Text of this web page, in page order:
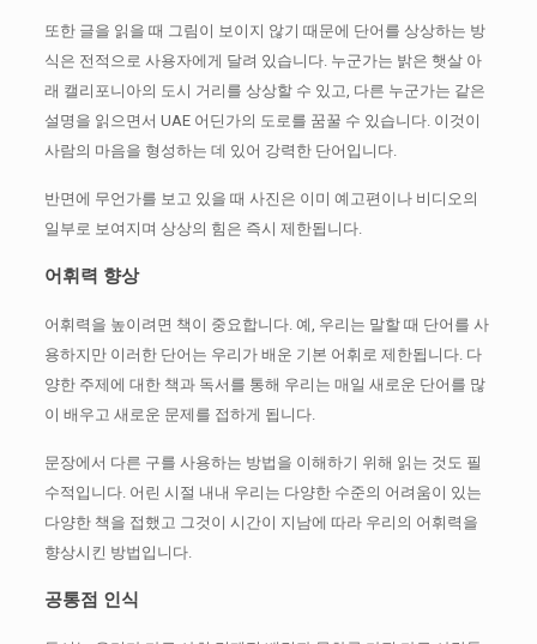
또한 글을 읽을 때 그림이 보이지 않기 때문에 단어를 상상하는 방
식은 전적으로 사용자에게 달려 있습니다. 누군가는 밝은 햇살 아
래 캘리포니아의 도시 거리를 상상할 수 있고, 다른 누군가는 같은
설명을 읽으면서 UAE 어딘가의 도로를 꿈꿀 수 있습니다. 이것이
사람의 마음을 형성하는 데 있어 강력한 단어입니다.
반면에 무언가를 보고 있을 때 사진은 이미 예고편이나 비디오의
일부로 보여지며 상상의 힘은 즉시 제한됩니다.
어휘력 향상
어휘력을 높이려면 책이 중요합니다. 예, 우리는 말할 때 단어를 사
용하지만 이러한 단어는 우리가 배운 기본 어휘로 제한됩니다. 다
양한 주제에 대한 책과 독서를 통해 우리는 매일 새로운 단어를 많
이 배우고 새로운 문제를 접하게 됩니다.
문장에서 다른 구를 사용하는 방법을 이해하기 위해 읽는 것도 필
수적입니다. 어린 시절 내내 우리는 다양한 수준의 어려움이 있는
다양한 책을 접했고 그것이 시간이 지남에 따라 우리의 어휘력을
향상시킨 방법입니다.
공통점 인식